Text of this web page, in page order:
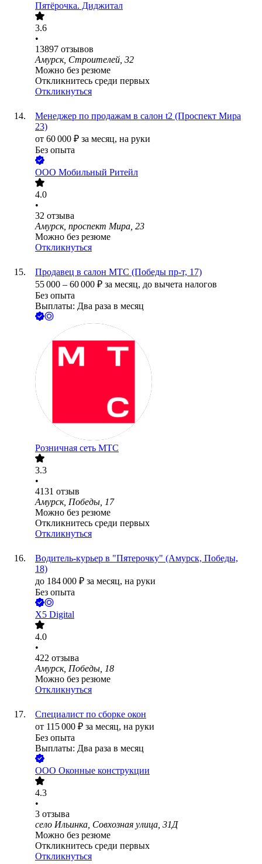
Пятёрочка. Диджитал
3.6
•
13897 отзывов
Амурск, Строителей, 32
Можно без резюме
Откликнитесь среди первых
Откликнуться
Менеджер по продажам в салон t2 (Проспект Мира
23)
от 60 000 ₽ за месяц, на руки
Без опыта
ООО Мобильный Ритейл
4.0
•
32 отзыва
Амурск, проспект Мира, 23
Можно без резюме
Откликнуться
Продавец в салон МТС (Победы пр-т, 17)
55 000 – 60 000 ₽ за месяц, до вычета налогов
Без опыта
Выплаты: Два раза в месяц
Розничная сеть МТС
3.3
•
4131 отзыв
Амурск, Победы, 17
Можно без резюме
Откликнитесь среди первых
Откликнуться
Водитель-курьер в "Пятерочку" (Амурск, Победы,
18)
до 184 000 ₽ за месяц, на руки
Без опыта
X5 Digital
4.0
•
422 отзыва
Амурск, Победы, 18
Можно без резюме
Откликнуться
Специалист по сборке окон
от 115 000 ₽ за месяц, на руки
Без опыта
Выплаты: Два раза в месяц
ООО Оконные конструкции
4.3
•
3 отзыва
село Ильинка, Совхозная улица, 31Д
Можно без резюме
Откликнитесь среди первых
Откликнуться